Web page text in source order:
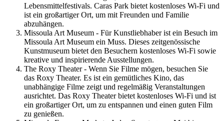
Lebensmittelfestivals. Caras Park bietet kostenloses Wi-Fi und
ist ein großartiger Ort, um mit Freunden und Familie
abzuhängen.
Missoula Art Museum - Für Kunstliebhaber ist ein Besuch im
Missoula Art Museum ein Muss. Dieses zeitgenössische
Kunstmuseum bietet den Besuchern kostenloses Wi-Fi sowie
kreative und inspirierende Ausstellungen.
The Roxy Theater - Wenn Sie Filme mögen, besuchen Sie
das Roxy Theater. Es ist ein gemütliches Kino, das
unabhängige Filme zeigt und regelmäßig Veranstaltungen
ausrichtet. Das Roxy Theater bietet kostenloses Wi-Fi und ist
ein großartiger Ort, um zu entspannen und einen guten Film
zu genießen.